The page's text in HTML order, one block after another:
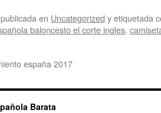
en Uncategorized y etiquetada
baloncesto el corte ingles,
españa 2017
Barata